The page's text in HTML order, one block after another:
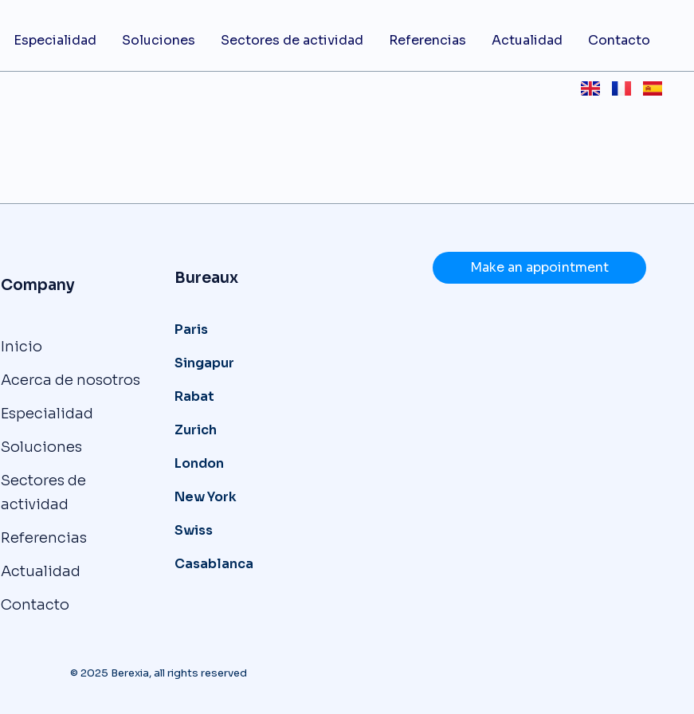
Especialidad Soluciones Sectores de actividad Referencias Actualidad Contacto
Company
Inicio
Acerca de nosotros
Especialidad
Soluciones
Sectores de
actividad
Referencias
Actualidad
Contacto
Bureaux
Paris
Singapur
Rabat
Zurich
London
New York
Swiss
Casablanca
Make an appointment
© 2025 Berexia, all rights reserved